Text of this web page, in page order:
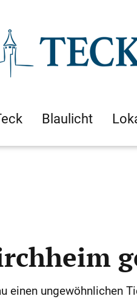
Blaulicht
einen ungewöhnlichen